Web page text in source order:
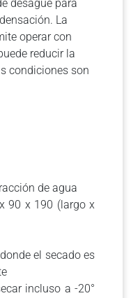
desagüe para
La
operar con
reducir la
condiciones son
de agua
90 x 190 (largo x
el secado es
incluso a -20°